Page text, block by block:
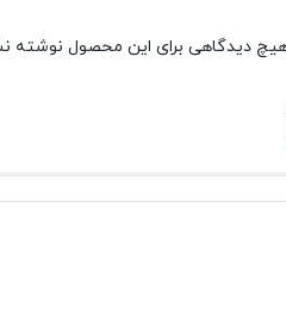
دیدگاهی برای این محصول نوشته